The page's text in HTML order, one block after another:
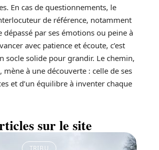
En cas de questionnements, le
de référence, notamment
dépassé par ses émotions ou peine à
avec patience et écoute, c’est
socle solide pour grandir. Le chemin,
mène à une découverte : celle de ses
et d’un équilibre à inventer chaque
sur le site
TRIBU